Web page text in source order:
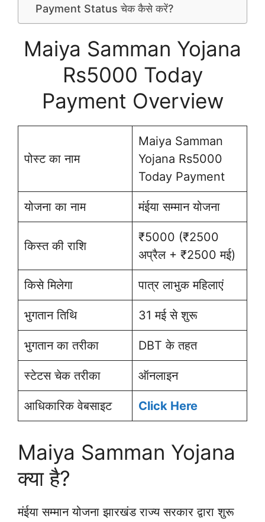
Payment Status चेक कैसे करें?
Maiya Samman Yojana
Rs5000 Today
Payment Overview
पोस्ट का नाम
Maiya Samman
Yojana Rs5000
Today Payment
योजना का नाम मंईया सम्मान योजना
किस्त की राशि
₹5000 (₹2500
अप्रैल + ₹2500 मई)
किसे मिलेगा पात्र लाभुक महिलाएं
भुगतान तिथि 31 मई से शुरू
भुगतान का तरीका DBT के तहत
स्टेटस चेक तरीका ऑनलाइन
आधिकारिक वेबसाइट Click Here
Maiya Samman Yojana
क्या है?
मंईया सम्मान योजना झारखंड राज्य सरकार द्वारा शुरू